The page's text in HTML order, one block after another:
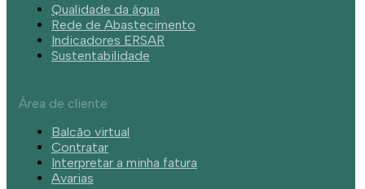
Qualidade da água
Rede de Abastecimento
Indicadores ERSAR
Sustentabilidade
Área de cliente
Balcão virtual
Contratar
Interpretar a minha fatura
Avarias